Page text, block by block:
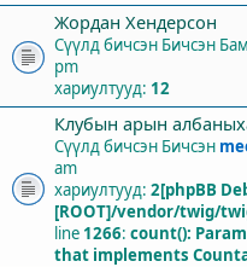
Жордан Хендерсон
Сүүлд бичсэн Бичсэн
pm
хариултууд: 12
Клубын арын
Сүүлд бичсэн Бичсэн
am
хариултууд: 2[phpBB
[ROOT]/vendor/twig/
line 1266: count():
that implements